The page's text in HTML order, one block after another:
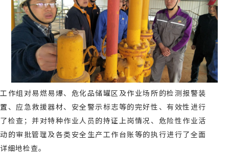
工作组对易燃易爆、危化品储罐区及作业场所的检测报警装
置、应急救援器材、安全警示标志等的完好性、有效性进行
了检查；并对特种作业人员的持证上岗情况、危险性作业活
动的审批管理及各类安全生产工作台账等的执行进行了全面
详细地检查。